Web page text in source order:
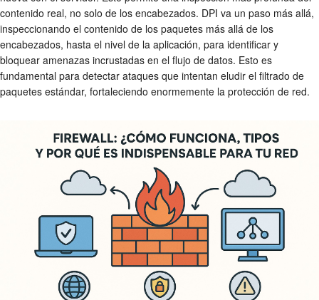
contenido real, no solo de los encabezados. DPI va un paso más allá,
inspeccionando el contenido de los paquetes más allá de los
encabezados, hasta el nivel de la aplicación, para identificar y
bloquear amenazas incrustadas en el flujo de datos. Esto es
fundamental para detectar ataques que intentan eludir el filtrado de
paquetes estándar, fortaleciendo enormemente la protección de red.